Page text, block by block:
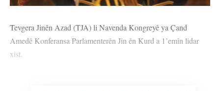
Tevgera Jinên Azad (TJA) li Navenda Kongreyê ya Çand
Amedê Konferansa Parlamenterên Jin ên Kurd a 1’emîn lidar
xist.